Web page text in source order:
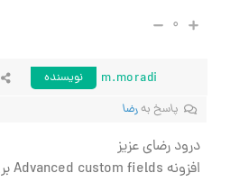
۰
m.moradi
نویسنده
پاسخ بهرضا
درود رضای عزیز
افزونه Advanced custom fields بروزرسانی شد.